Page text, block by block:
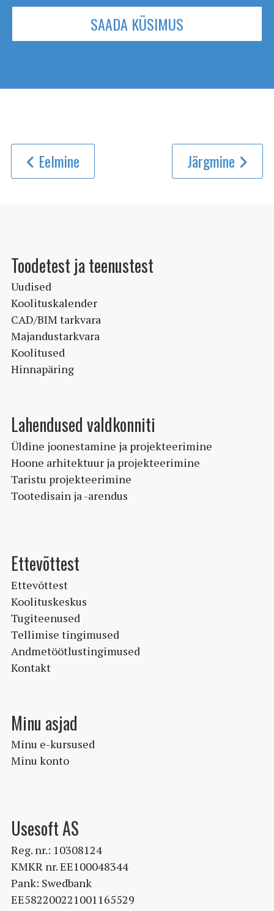
SAADA KÜSIMUS
Eelmine Järgmine
Toodetest ja teenustest
Uudised
Koolituskalender
CAD/BIM tarkvara
Majandustarkvara
Koolitused
Hinnapäring
Lahendused valdkonniti
Üldine joonestamine ja projekteerimine
Hoone arhitektuur ja projekteerimine
Taristu projekteerimine
Tootedisain ja -arendus
Ettevõttest
Ettevõttest
Koolituskeskus
Tugiteenused
Tellimise tingimused
Andmetöötlustingimused
Kontakt
Minu asjad
Minu e-kursused
Minu konto
Usesoft AS
Reg. nr.: 10308124
KMKR nr. EE100048344
Pank: Swedbank
EE582200221001165529